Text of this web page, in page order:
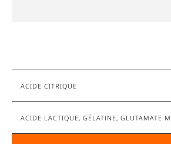
ACIDE CITRIQUE
ACIDE LACTIQUE, GÉLATINE, GLUTAMATE